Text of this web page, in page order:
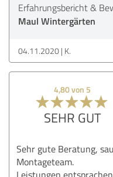
Erfahrungsbericht &
Maul Wintergärten
04.11.2020 K.
4,80 von 5
SEHR GUT
Sehr gute Beratung,
Montageteam.